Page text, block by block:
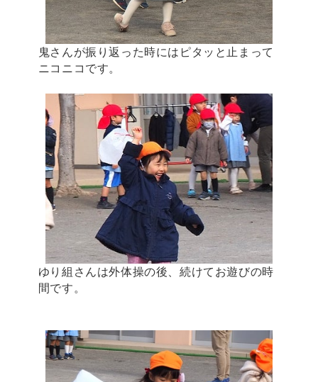
鬼さんが振り返った時にはピタッと止まって
ニコニコです。
ゆり組さんは外体操の後、続けてお遊びの時
間です。